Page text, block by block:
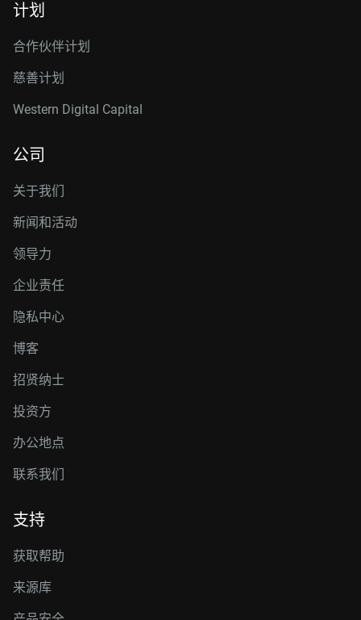
计划
合作伙伴计划
慈善计划
Western Digital Capital
公司
关于我们
新闻和活动
领导力
企业责任
隐私中心
博客
招贤纳士
投资方
办公地点
联系我们
支持
获取帮助
来源库